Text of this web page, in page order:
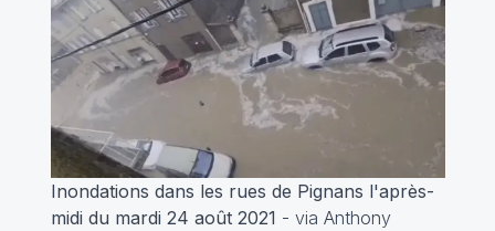
Inondations dans les rues de Pignans l'après-
midi du mardi 24 août 2021 - via Anthony